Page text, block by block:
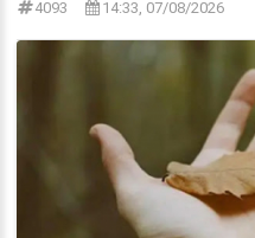
4093
14:33, 07/08/2026